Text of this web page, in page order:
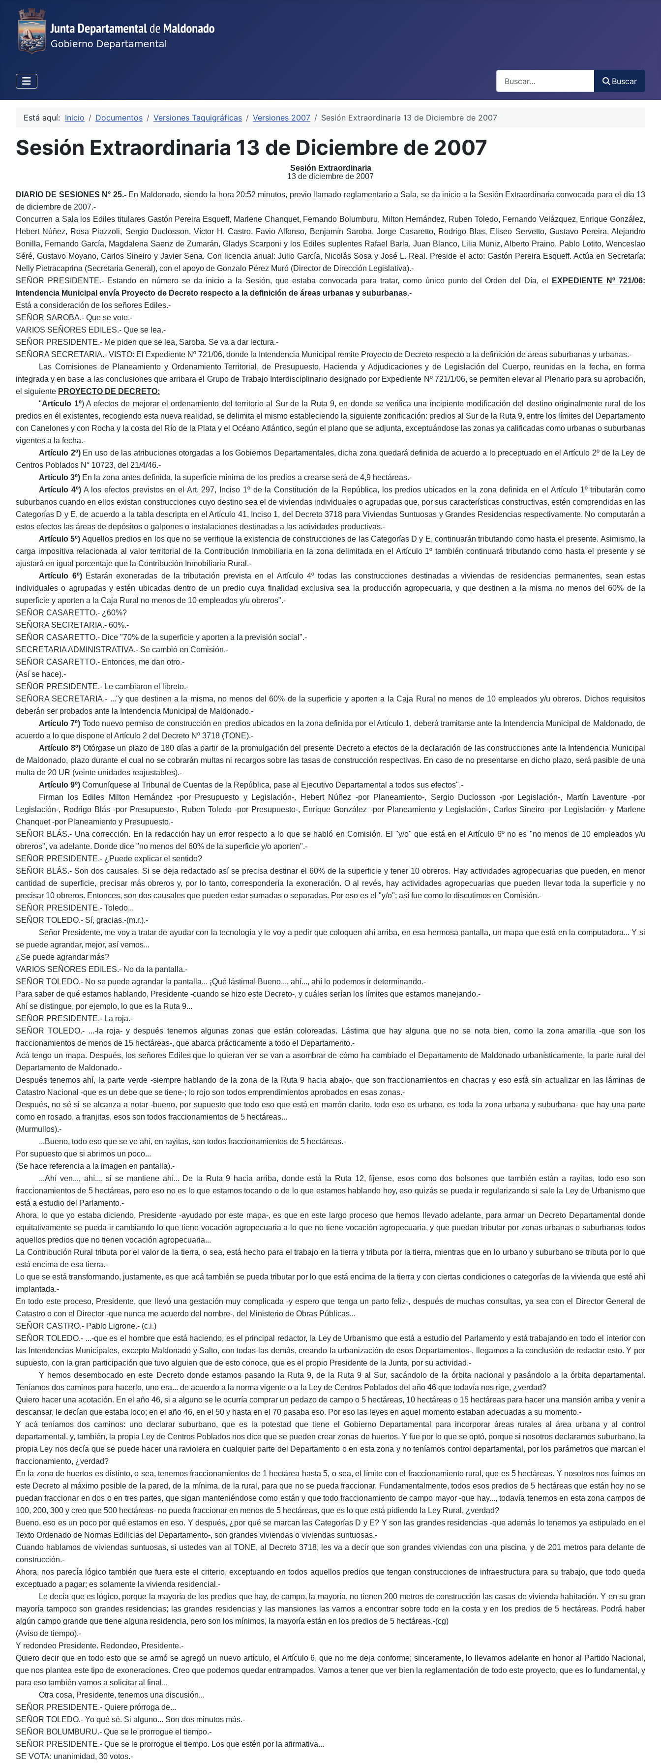
Buscar
Está aquí: Inicio Documentos Versiones Taquigráficas Versiones 2007 Sesión Extraordinaria 13 de Diciembre de 2007
Sesión Extraordinaria 13 de Diciembre de 2007
Sesión Extraordinaria
13 de diciembre de 2007
DIARIO DE SESIONES N° 25.-En Maldonado, siendo la hora 20:52 minutos, previo llamado reglamentario a Sala, se da inicio a la Sesión Extraordinaria convocada para el día 13
de diciembre de 2007.-
Concurren a Sala los Ediles titulares Gastón Pereira Esqueff, Marlene Chanquet, Fernando Bolumburu, Milton Hernández, Ruben Toledo, Fernando Velázquez, Enrique González,
Hebert Núñez, Rosa Piazzoli, Sergio Duclosson, Víctor H. Castro, Favio Alfonso, Benjamín Saroba, Jorge Casaretto, Rodrigo Blas, Eliseo Servetto, Gustavo Pereira, Alejandro
Bonilla, Fernando García, Magdalena Saenz de Zumarán, Gladys Scarponi y los Ediles suplentes Rafael Barla, Juan Blanco, Lilia Muniz, Alberto Praino, Pablo Lotito, Wenceslao
Séré, Gustavo Moyano, Carlos Sineiro y Javier Sena. Con licencia anual: Julio García, Nicolás Sosa y José L. Real. Preside el acto: Gastón Pereira Esqueff. Actúa en Secretaría:
Nelly Pietracaprina (Secretaria General), con el apoyo de Gonzalo Pérez Muró (Director de Dirección Legislativa).-
SEÑOR PRESIDENTE.- Estando en número se da inicio a la Sesión, que estaba convocada para tratar, como único punto del Orden del Día, el
EXPEDIENTE Nº 721/06:
Intendencia Municipal envía Proyecto de Decreto respecto a la definición de áreas urbanas y suburbanas.-
Está a consideración de los señores Ediles.-
SEÑOR SAROBA.- Que se vote.-
VARIOS SEÑORES EDILES.- Que se lea.-
SEÑOR PRESIDENTE.- Me piden que se lea, Saroba. Se va a dar lectura.-
SEÑORA SECRETARIA.- VISTO: El Expediente Nº 721/06, donde la Intendencia Municipal remite Proyecto de Decreto respecto a la definición de áreas suburbanas y urbanas.-
Las Comisiones de Planeamiento y Ordenamiento Territorial, de Presupuesto, Hacienda y Adjudicaciones y de Legislación del Cuerpo, reunidas en la fecha, en forma
integrada y en base a las conclusiones que arribara el Grupo de Trabajo Interdisciplinario designado por Expediente Nº 721/1/06, se permiten elevar al Plenario para su aprobación,
el siguiente PROYECTO DE DECRETO:
"Artículo 1º) A efectos de mejorar el ordenamiento del territorio al Sur de la Ruta 9, en donde se verifica una incipiente modificación del destino originalmente rural de los
predios en él existentes, recogiendo esta nueva realidad, se delimita el mismo estableciendo la siguiente zonificación: predios al Sur de la Ruta 9, entre los límites del Departamento
con Canelones y con Rocha y la costa del Río de la Plata y el Océano Atlántico, según el plano que se adjunta, exceptuándose las zonas ya calificadas como urbanas o suburbanas
vigentes a la fecha.-
Artículo 2º)En uso de las atribuciones otorgadas a los Gobiernos Departamentales, dicha zona quedará definida de acuerdo a lo preceptuado en el Artículo 2º de la Ley de
Centros Poblados N° 10723, del 21/4/46.-
Artículo 3º) En la zona antes definida, la superficie mínima de los predios a crearse será de 4,9 hectáreas.-
Artículo 4º)A los efectos previstos en el Art. 297, Inciso 1º de la Constitución de la República, los predios ubicados en la zona definida en el Artículo 1º tributarán como
suburbanos cuando en ellos existan construcciones cuyo destino sea el de viviendas individuales o agrupadas que, por sus características constructivas, estén comprendidas en las
Categorías D y E, de acuerdo a la tabla descripta en el Artículo 41, Inciso 1, del Decreto 3718 para Viviendas Suntuosas y Grandes Residencias respectivamente. No computarán a
estos efectos las áreas de depósitos o galpones o instalaciones destinadas a las actividades productivas.-
Artículo 5º) Aquellos predios en los que no se verifique la existencia de construcciones de las Categorías D y E, continuarán tributando como hasta el presente. Asimismo, la
carga impositiva relacionada al valor territorial de la Contribución Inmobiliaria en la zona delimitada en el Artículo 1º también continuará tributando como hasta el presente y se
ajustará en igual porcentaje que la Contribución Inmobiliaria Rural.-
Artículo 6º)Estarán exoneradas de la tributación prevista en el Artículo 4º todas las construcciones destinadas a viviendas de residencias permanentes, sean estas
individuales o agrupadas y estén ubicadas dentro de un predio cuya finalidad exclusiva sea la producción agropecuaria, y que destinen a la misma no menos del 60% de la
superficie y aporten a la Caja Rural no menos de 10 empleados y/u obreros".-
SEÑOR CASARETTO.- ¿60%?
SEÑORA SECRETARIA.- 60%.-
SEÑOR CASARETTO.- Dice "70% de la superficie y aporten a la previsión social".-
SECRETARIA ADMINISTRATIVA.- Se cambió en Comisión.-
SEÑOR CASARETTO.- Entonces, me dan otro.-
(Así se hace).-
SEÑOR PRESIDENTE.- Le cambiaron el libreto.-
SEÑORA SECRETARIA.- ..."y que destinen a la misma, no menos del 60% de la superficie y aporten a la Caja Rural no menos de 10 empleados y/u obreros. Dichos requisitos
deberán ser probados ante la Intendencia Municipal de Maldonado.-
Artículo 7º) Todo nuevo permiso de construcción en predios ubicados en la zona definida por el Artículo 1, deberá tramitarse ante la Intendencia Municipal de Maldonado, de
acuerdo a lo que dispone el Artículo 2 del Decreto Nº 3718 (TONE).-
Artículo 8º)Otórgase un plazo de 180 días a partir de la promulgación del presente Decreto a efectos de la declaración de las construcciones ante la Intendencia Municipal
de Maldonado, plazo durante el cual no se cobrarán multas ni recargos sobre las tasas de construcción respectivas. En caso de no presentarse en dicho plazo, será pasible de una
multa de 20 UR (veinte unidades reajustables).-
Artículo 9º) Comuníquese al Tribunal de Cuentas de la República, pase al Ejecutivo Departamental a todos sus efectos".-
Firman los Ediles Milton Hernández -por Presupuesto y Legislación-, Hebert Núñez -por Planeamiento-, Sergio Duclosson -por Legislación-, Martín Laventure -por
Legislación-, Rodrigo Blás -por Presupuesto-, Ruben Toledo -por Presupuesto-, Enrique González -por Planeamiento y Legislación-, Carlos Sineiro -por Legislación- y Marlene
Chanquet -por Planeamiento y Presupuesto.-
SEÑOR BLÁS.- Una corrección. En la redacción hay un error respecto a lo que se habló en Comisión. El "y/o" que está en el Artículo 6º no es "no menos de 10 empleados y/u
obreros", va adelante. Donde dice "no menos del 60% de la superficie y/o aporten".-
SEÑOR PRESIDENTE.- ¿Puede explicar el sentido?
SEÑOR BLÁS.- Son dos causales. Si se deja redactado así se precisa destinar el 60% de la superficie y tener 10 obreros. Hay actividades agropecuarias que pueden, en menor
cantidad de superficie, precisar más obreros y, por lo tanto, correspondería la exoneración. O al revés, hay actividades agropecuarias que pueden llevar toda la superficie y no
precisar 10 obreros. Entonces, son dos causales que pueden estar sumadas o separadas. Por eso es el "y/o"; así fue como lo discutimos en Comisión.-
SEÑOR PRESIDENTE.- Toledo...
SEÑOR TOLEDO.- Sí, gracias.-(m.r.).-
Señor Presidente, me voy a tratar de ayudar con la tecnología y le voy a pedir que coloquen ahí arriba, en esa hermosa pantalla, un mapa que está en la computadora... Y si
se puede agrandar, mejor, así vemos...
¿Se puede agrandar más?
VARIOS SEÑORES EDILES.- No da la pantalla.-
SEÑOR TOLEDO.- No se puede agrandar la pantalla... ¡Qué lástima! Bueno..., ahí..., ahí lo podemos ir determinando.-
Para saber de qué estamos hablando, Presidente -cuando se hizo este Decreto-, y cuáles serían los límites que estamos manejando.-
Ahí se distingue, por ejemplo, lo que es la Ruta 9...
SEÑOR PRESIDENTE.- La roja.-
SEÑOR TOLEDO.- ...-la roja- y después tenemos algunas zonas que están coloreadas. Lástima que hay alguna que no se nota bien, como la zona amarilla -que son los
fraccionamientos de menos de 15 hectáreas-, que abarca prácticamente a todo el Departamento.-
Acá tengo un mapa. Después, los señores Ediles que lo quieran ver se van a asombrar de cómo ha cambiado el Departamento de Maldonado urbanísticamente, la parte rural del
Departamento de Maldonado.-
Después tenemos ahí, la parte verde -siempre hablando de la zona de la Ruta 9 hacia abajo-, que son fraccionamientos en chacras y eso está sin actualizar en las láminas de
Catastro Nacional -que es un debe que se tiene-; lo rojo son todos emprendimientos aprobados en esas zonas.-
Después, no sé si se alcanza a notar -bueno, por supuesto que todo eso que está en marrón clarito, todo eso es urbano, es toda la zona urbana y suburbana- que hay una parte
como en rosado, a franjitas, esos son todos fraccionamientos de 5 hectáreas...
(Murmullos).-
...Bueno, todo eso que se ve ahí, en rayitas, son todos fraccionamientos de 5 hectáreas.-
Por supuesto que si abrimos un poco...
(Se hace referencia a la imagen en pantalla).-
...Ahí ven..., ahí..., si se mantiene ahí... De la Ruta 9 hacia arriba, donde está la Ruta 12, fíjense, esos como dos bolsones que también están a rayitas, todo eso son
fraccionamientos de 5 hectáreas, pero eso no es lo que estamos tocando o de lo que estamos hablando hoy, eso quizás se pueda ir regularizando si sale la Ley de Urbanismo que
está a estudio del Parlamento.-
Ahora, lo que yo estaba diciendo, Presidente -ayudado por este mapa-, es que en este largo proceso que hemos llevado adelante, para armar un Decreto Departamental donde
equitativamente se pueda ir cambiando lo que tiene vocación agropecuaria a lo que no tiene vocación agropecuaria, y que puedan tributar por zonas urbanas o suburbanas todos
aquellos predios que no tienen vocación agropecuaria...
La Contribución Rural tributa por el valor de la tierra, o sea, está hecho para el trabajo en la tierra y tributa por la tierra, mientras que en lo urbano y suburbano se tributa por lo que
está encima de esa tierra.-
Lo que se está transformando, justamente, es que acá también se pueda tributar por lo que está encima de la tierra y con ciertas condiciones o categorías de la vivienda que esté ahí
implantada.-
En todo este proceso, Presidente, que llevó una gestación muy complicada -y espero que tenga un parto feliz-, después de muchas consultas, ya sea con el Director General de
Catastro o con el Director -que nunca me acuerdo del nombre-, del Ministerio de Obras Públicas...
SEÑOR CASTRO.- Pablo Ligrone.- (c.i.)
SEÑOR TOLEDO.- ...-que es el hombre que está haciendo, es el principal redactor, la Ley de Urbanismo que está a estudio del Parlamento y está trabajando en todo el interior con
las Intendencias Municipales, excepto Maldonado y Salto, con todas las demás, creando la urbanización de esos Departamentos-, llegamos a la conclusión de redactar esto. Y por
supuesto, con la gran participación que tuvo alguien que de esto conoce, que es el propio Presidente de la Junta, por su actividad.-
Y hemos desembocado en este Decreto donde estamos pasando la Ruta 9, de la Ruta 9 al Sur, sacándolo de la órbita nacional y pasándolo a la órbita departamental.
Teníamos dos caminos para hacerlo, uno era... de acuerdo a la norma vigente o a la Ley de Centros Poblados del año 46 que todavía nos rige, ¿verdad?
Quiero hacer una acotación. En el año 46, si a alguno se le ocurría comprar un pedazo de campo o 5 hectáreas, 10 hectáreas o 15 hectáreas para hacer una mansión arriba y venir a
descansar, le decían que estaba loco; en el año 46, en el 50 y hasta en el 70 pasaba eso. Por eso las leyes en aquel momento estaban adecuadas a su momento.-
Y acá teníamos dos caminos: uno declarar suburbano, que es la potestad que tiene el Gobierno Departamental para incorporar áreas rurales al área urbana y al control
departamental, y, también, la propia Ley de Centros Poblados nos dice que se pueden crear zonas de huertos. Y fue por lo que se optó, porque si nosotros declaramos suburbano, la
propia Ley nos decía que se puede hacer una raviolera en cualquier parte del Departamento o en esta zona y no teníamos control departamental, por los parámetros que marcan el
fraccionamiento, ¿verdad?
En la zona de huertos es distinto, o sea, tenemos fraccionamientos de 1 hectárea hasta 5, o sea, el límite con el fraccionamiento rural, que es 5 hectáreas. Y nosotros nos fuimos en
este Decreto al máximo posible de la pared, de la mínima, de la rural, para que no se pueda fraccionar. Fundamentalmente, todos esos predios de 5 hectáreas que están hoy no se
puedan fraccionar en dos o en tres partes, que sigan manteniéndose como están y que todo fraccionamiento de campo mayor -que hay..., todavía tenemos en esta zona campos de
100, 200, 300 y creo que 500 hectáreas- no pueda fraccionar en menos de 5 hectáreas, que es lo que está pidiendo la Ley Rural, ¿verdad?
Bueno, eso es un poco por qué estamos en eso. Y después, ¿por qué se marcan las Categorías D y E? Y son las grandes residencias -que además lo tenemos ya estipulado en el
Texto Ordenado de Normas Edilicias del Departamento-, son grandes viviendas o viviendas suntuosas.-
Cuando hablamos de viviendas suntuosas, si ustedes van al TONE, al Decreto 3718, les va a decir que son grandes viviendas con una piscina, y de 201 metros para delante de
construcción.-
Ahora, nos parecía lógico también que fuera este el criterio, exceptuando en todos aquellos predios que tengan construcciones de infraestructura para su trabajo, que todo queda
exceptuado a pagar; es solamente la vivienda residencial.-
Le decía que es lógico, porque la mayoría de los predios que hay, de campo, la mayoría, no tienen 200 metros de construcción las casas de vivienda habitación. Y en su gran
mayoría tampoco son grandes residencias; las grandes residencias y las mansiones las vamos a encontrar sobre todo en la costa y en los predios de 5 hectáreas. Podrá haber
algún campo grande que tiene alguna residencia, pero son los mínimos, la mayoría están en los predios de 5 hectáreas.-(cg)
(Aviso de tiempo).-
Y redondeo Presidente. Redondeo, Presidente.-
Quiero decir que en todo esto que se armó se agregó un nuevo artículo, el Artículo 6, que no me deja conforme; sinceramente, lo llevamos adelante en honor al Partido Nacional,
que nos plantea este tipo de exoneraciones. Creo que podemos quedar entrampados. Vamos a tener que ver bien la reglamentación de todo este proyecto, que es lo fundamental, y
para eso también vamos a solicitar al final...
Otra cosa, Presidente, tenemos una discusión...
SEÑOR PRESIDENTE.- Quiere prórroga de...
SEÑOR TOLEDO.- Yo qué sé. Si alguno... Son dos minutos más.-
SEÑOR BOLUMBURU.- Que se le prorrogue el tiempo.-
SEÑOR PRESIDENTE.- Que se le prorrogue el tiempo. Los que estén por la afirmativa...
SE VOTA: unanimidad, 30 votos.-